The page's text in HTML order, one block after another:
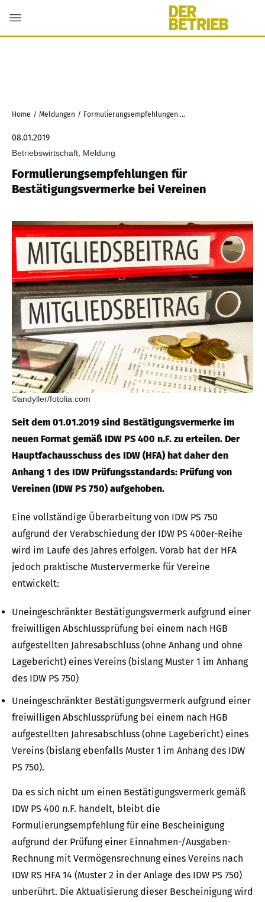
Home / Meldungen / Formulierungsempfehlungen für Bestätigungsvermerke bei Vereinen
08.01.2019
Betriebswirtschaft, Meldung
Formulierungsempfehlungen für
Bestätigungsvermerke bei Vereinen
©andyller/fotolia.com
Seit dem 01.01.2019 sind Bestätigungsvermerke im
neuen Format gemäß IDW PS 400 n.F. zu erteilen. Der
Hauptfachausschuss des IDW (HFA) hat daher den
Anhang 1 des IDW Prüfungsstandards: Prüfung von
Vereinen (IDW PS 750) aufgehoben.
Eine vollständige Überarbeitung von IDW PS 750
aufgrund der Verabschiedung der IDW PS 400er-Reihe
wird im Laufe des Jahres erfolgen. Vorab hat der HFA
jedoch praktische Mustervermerke für Vereine
entwickelt:
Uneingeschränkter Bestätigungsvermerk aufgrund einer
freiwilligen Abschlussprüfung bei einem nach HGB
aufgestellten Jahresabschluss (ohne Anhang und ohne
Lagebericht) eines Vereins (bislang Muster 1 im Anhang
des IDW PS 750)
Uneingeschränkter Bestätigungsvermerk aufgrund einer
freiwilligen Abschlussprüfung bei einem nach HGB
aufgestellten Jahresabschluss (ohne Lagebericht) eines
Vereins (bislang ebenfalls Muster 1 im Anhang des IDW
PS 750).
Da es sich nicht um einen Bestätigungsvermerk gemäß
IDW PS 400 n.F. handelt, bleibt die
Formulierungsempfehlung für eine Bescheinigung
aufgrund der Prüfung einer Einnahmen-/Ausgaben-
Rechnung mit Vermögensrechnung eines Vereins nach
IDW RS HFA 14 (Muster 2 in der Anlage des IDW PS 750)
unberührt. Die Aktualisierung dieser Bescheinigung wird